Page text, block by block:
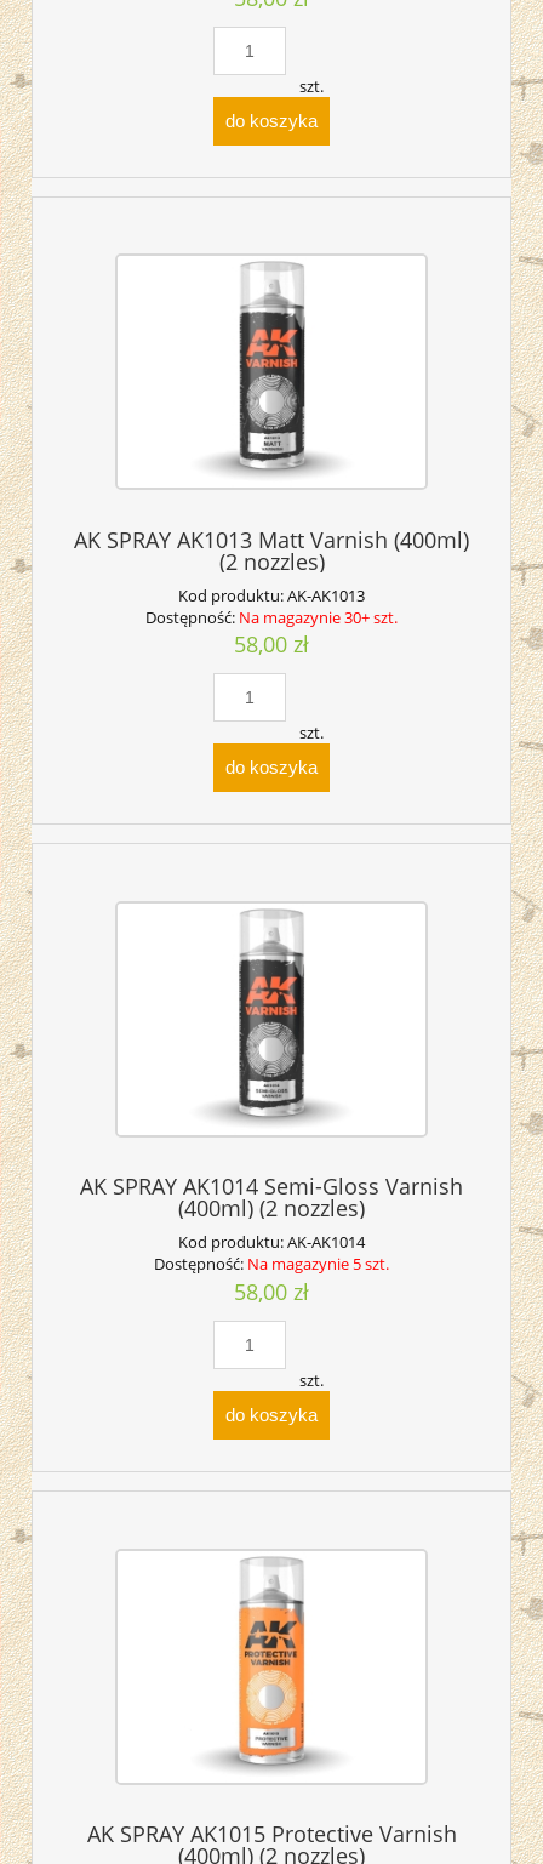
szt.
do koszyka
AK SPRAY AK1013 Matt Varnish (400ml)
(2 nozzles)
Kod produktu:AK-AK1013
Dostępność: Na magazynie 30+ szt.
58,00 zł
szt.
do koszyka
AK SPRAY AK1014 Semi-Gloss Varnish
(400ml) (2 nozzles)
Kod produktu:AK-AK1014
Dostępność: Na magazynie 5 szt.
58,00 zł
szt.
do koszyka
AK SPRAY AK1015 Protective Varnish
(400ml) (2 nozzles)